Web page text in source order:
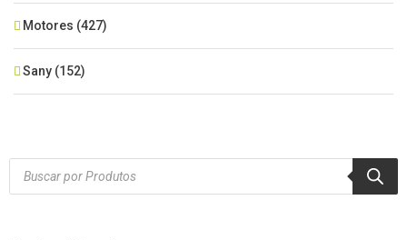
Motores (427)
Sany (152)
Xcmg(425)
Products
search